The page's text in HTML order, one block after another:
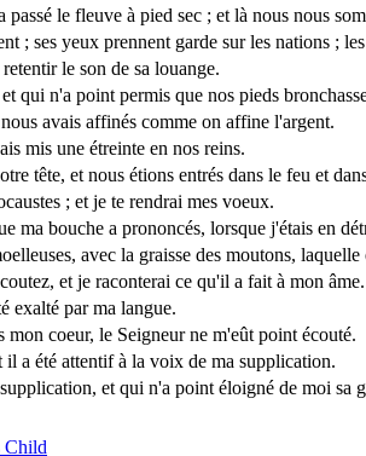
le fleuve à pied sec ; et là nous nous
; ses yeux prennent garde sur les nations ;
le son de sa louange.
qui n'a point permis que nos pieds
avais affinés comme on affine l'argent.
mis une étreinte en nos reins.
tête, et nous étions entrés dans le feu et
; et je te rendrai mes voeux.
ma bouche a prononcés, lorsque j'étais en
avec la graisse des moutons,
et je raconterai ce qu'il a fait à mon âme.
exalté par ma langue.
mon coeur, le Seigneur ne m'eût point écouté.
a été attentif à la voix de ma supplication.
et qui n'a point éloigné de moi sa